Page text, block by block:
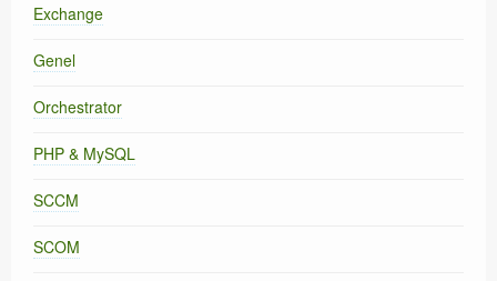
Exchange
Genel
Orchestrator
PHP & MySQL
SCCM
SCOM